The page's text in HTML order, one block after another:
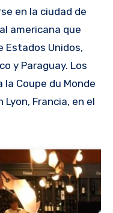
en la ciudad de
americana que
Estados Unidos,
y Paraguay. Los
Coupe du Monde
Francia, en el